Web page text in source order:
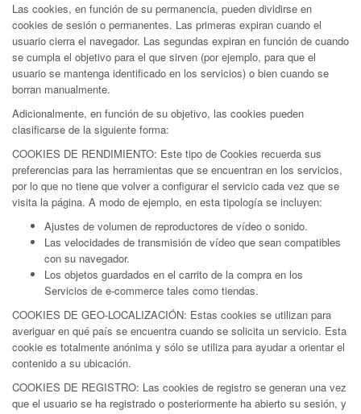
Las cookies, en función de su permanencia, pueden dividirse en
cookies de sesión o permanentes. Las primeras expiran cuando el
usuario cierra el navegador. Las segundas expiran en función de cuando
se cumpla el objetivo para el que sirven (por ejemplo, para que el
usuario se mantenga identificado en los servicios) o bien cuando se
borran manualmente.
Adicionalmente, en función de su objetivo, las cookies pueden
clasificarse de la siguiente forma:
COOKIES DE RENDIMIENTO: Este tipo de Cookies recuerda sus
preferencias para las herramientas que se encuentran en los servicios,
por lo que no tiene que volver a configurar el servicio cada vez que se
visita la página. A modo de ejemplo, en esta tipología se incluyen:
Ajustes de volumen de reproductores de vídeo o sonido.
Las velocidades de transmisión de vídeo que sean compatibles
con su navegador.
Los objetos guardados en el carrito de la compra en los
Servicios de e-commerce tales como tiendas.
COOKIES DE GEO-LOCALIZACIÓN: Estas cookies se utilizan para
averiguar en qué país se encuentra cuando se solicita un servicio. Esta
cookie es totalmente anónima y sólo se utiliza para ayudar a orientar el
contenido a su ubicación.
COOKIES DE REGISTRO: Las cookies de registro se generan una vez
que el usuario se ha registrado o posteriormente ha abierto su sesión, y